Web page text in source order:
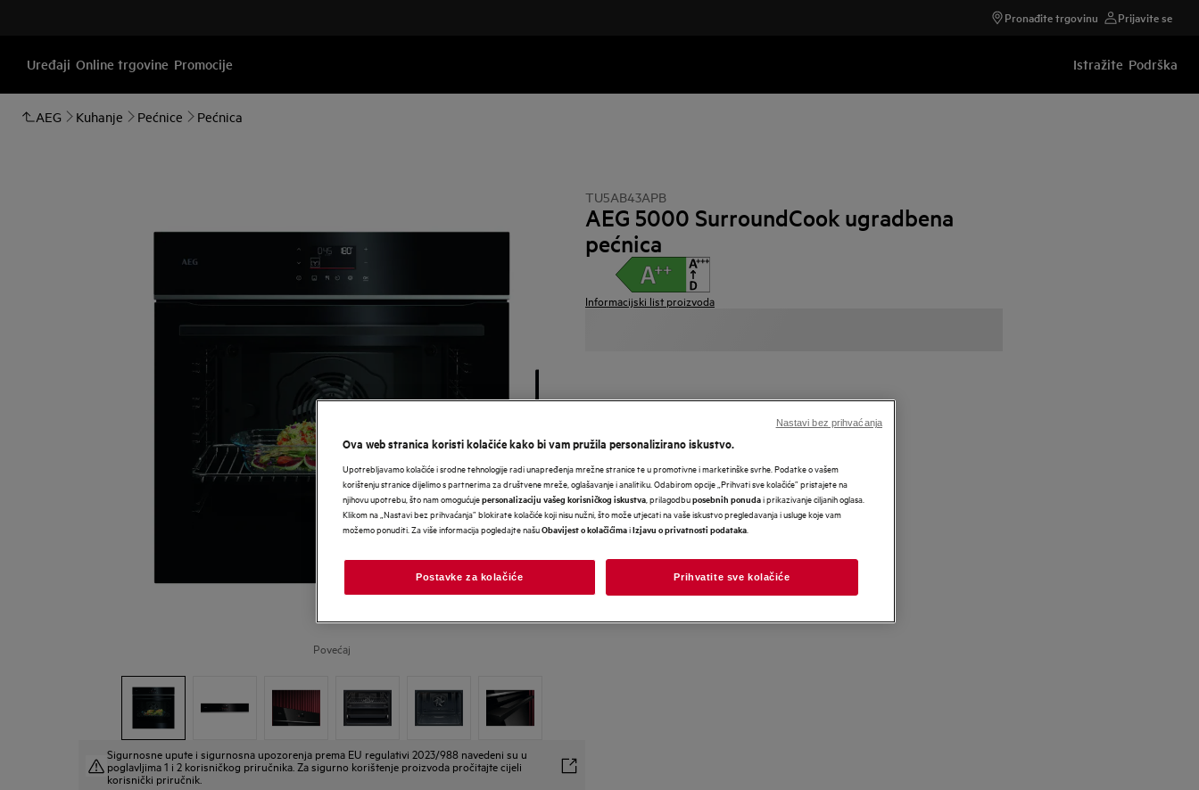
Pronađite trgovinu Prijavite se
Uređaji Online trgovine Promocije Istražite Podrška
AEG Kuhanje Pećnice Pećnica
Povećaj
Sigurnosne upute i sigurnosna upozorenja prema EU regulativi 2023/988 navedeni su u
poglavljima 1 i 2 korisničkog priručnika. Za sigurno korištenje proizvoda pročitajte cijeli
korisnički priručnik.
TU5AB43APB
AEG 5000 SurroundCook ugradbena
pećnica
Informacijski list proizvoda
Ova web stranica koristi kolačiće kako bi vam pružila personalizirano iskustvo.
Upotrebljavamo kolačiće i srodne tehnologije radi unapređenja mrežne stranice te u promotivne i marketinške svrhe. Podatke o vašem
korištenju stranice dijelimo s partnerima za društvene mreže, oglašavanje i analitiku. Odabirom opcije „Prihvati sve kolačiće” pristajete na
njihovu upotrebu, što nam omogućujepersonalizaciju vašeg korisničkog iskustva , prilagodbuposebnih ponudai prikazivanje ciljanih oglasa.
Klikom na „Nastavi bez prihvaćanja” blokirate kolačiće koji nisu nužni, što može utjecati na vaše iskustvo pregledavanja i usluge koje vam
možemo ponuditi. Za više informacija pogledajte našuObavijest o kolačićimaiIzjavu o privatnosti podataka
Postavke za kolačiće Prihvatite sve kolačiće
Nastavi bez prihvaćanja